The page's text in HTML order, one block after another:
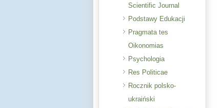
Scientific Journal
Podstawy Edukacji
Pragmata tes
Oikonomias
Psychologia
Res Politicae
Rocznik polsko-
ukraiński